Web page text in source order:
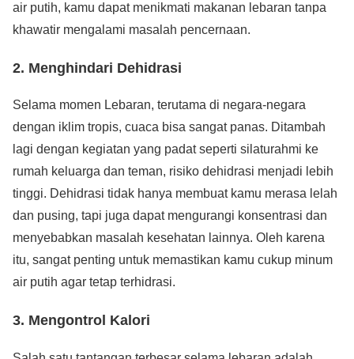
air putih, kamu dapat menikmati makanan lebaran tanpa
khawatir mengalami masalah pencernaan.
2. Menghindari Dehidrasi
Selama momen Lebaran, terutama di negara-negara
dengan iklim tropis, cuaca bisa sangat panas. Ditambah
lagi dengan kegiatan yang padat seperti silaturahmi ke
rumah keluarga dan teman, risiko dehidrasi menjadi lebih
tinggi. Dehidrasi tidak hanya membuat kamu merasa lelah
dan pusing, tapi juga dapat mengurangi konsentrasi dan
menyebabkan masalah kesehatan lainnya. Oleh karena
itu, sangat penting untuk memastikan kamu cukup minum
air putih agar tetap terhidrasi.
3. Mengontrol Kalori